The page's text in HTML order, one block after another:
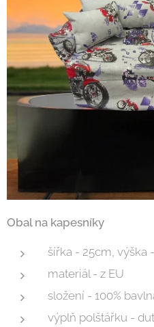
Obal na kapesníky
šířka - 25cm, výška
materiál - z EU
složení - 100%
výplň polštářku -